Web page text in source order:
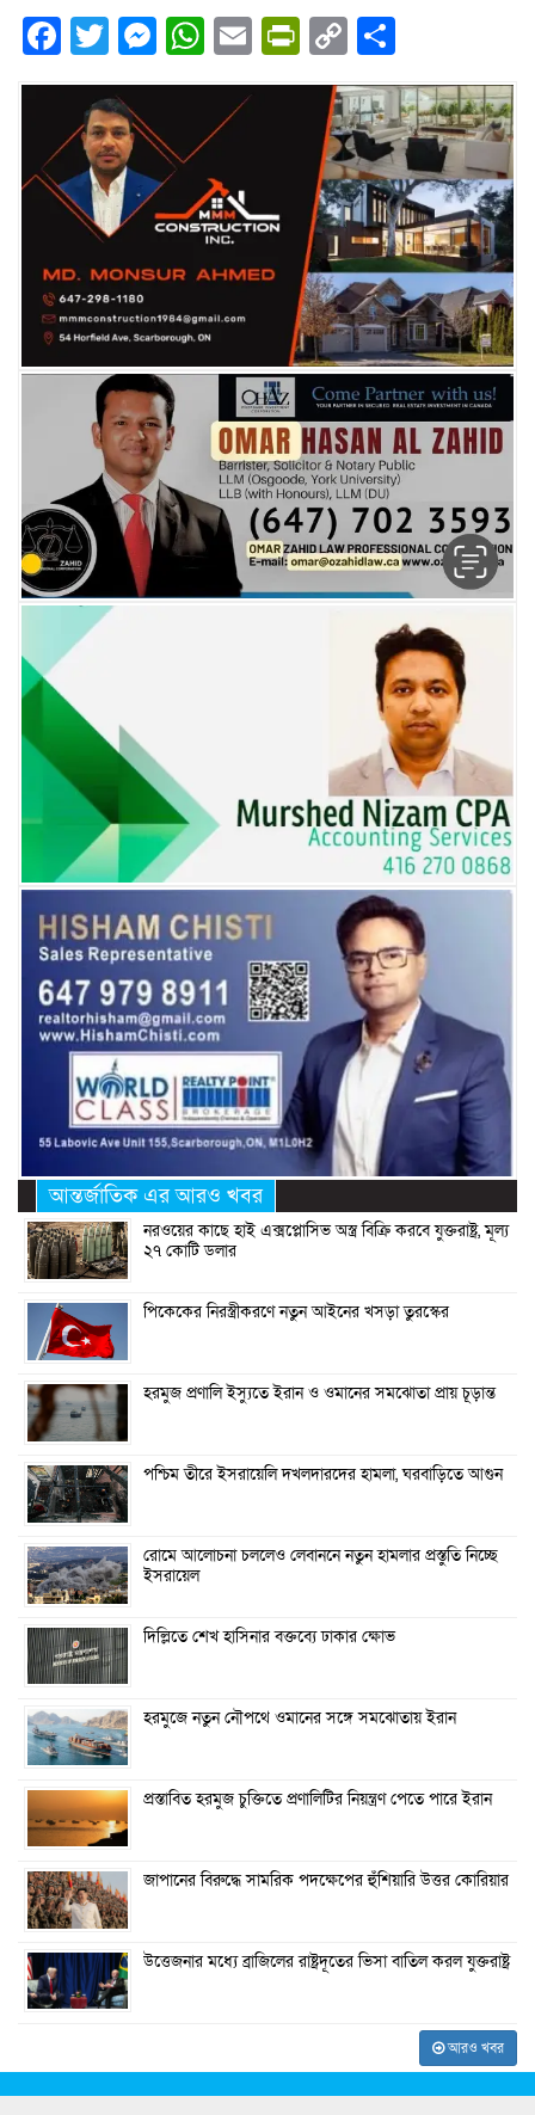
Facebook
Twitter
Messenger
WhatsApp
EmailPrintFriendly
Copy
Link
আন্তর্জাতিক এর আরও খবর
নরওয়ের কাছে হাই এক্সপ্লোসিভ অস্ত্র বিক্রি করবে যুক্তরাষ্ট্র, মূল্য
২৭ কোটি ডলার
পিকেকের নিরস্ত্রীকরণে নতুন আইনের খসড়া তুরস্কের
হরমুজ প্রণালি ইস্যুতে ইরান ও ওমানের সমঝোতা প্রায় চূড়ান্ত
পশ্চিম তীরে ইসরায়েলি দখলদারদের হামলা, ঘরবাড়িতে আগুন
রোমে আলোচনা চললেও লেবাননে নতুন হামলার প্রস্তুতি নিচ্ছে
ইসরায়েল
দিল্লিতে শেখ হাসিনার বক্তব্যে ঢাকার ক্ষোভ
হরমুজে নতুন নৌপথে ওমানের সঙ্গে সমঝোতায় ইরান
প্রস্তাবিত হরমুজ চুক্তিতে প্রণালিটির নিয়ন্ত্রণ পেতে পারে ইরান
জাপানের বিরুদ্ধে সামরিক পদক্ষেপের হুঁশিয়ারি উত্তর কোরিয়ার
উত্তেজনার মধ্যে ব্রাজিলের রাষ্ট্রদূতের ভিসা বাতিল করল যুক্তরাষ্ট্র
আরও খবর